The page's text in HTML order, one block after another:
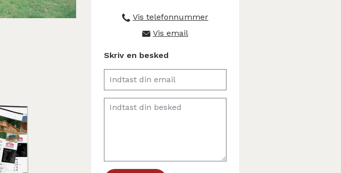
Vis telefonnummer
+45 9745 4044
Vis email
info@amerlog.dk
Skriv en besked